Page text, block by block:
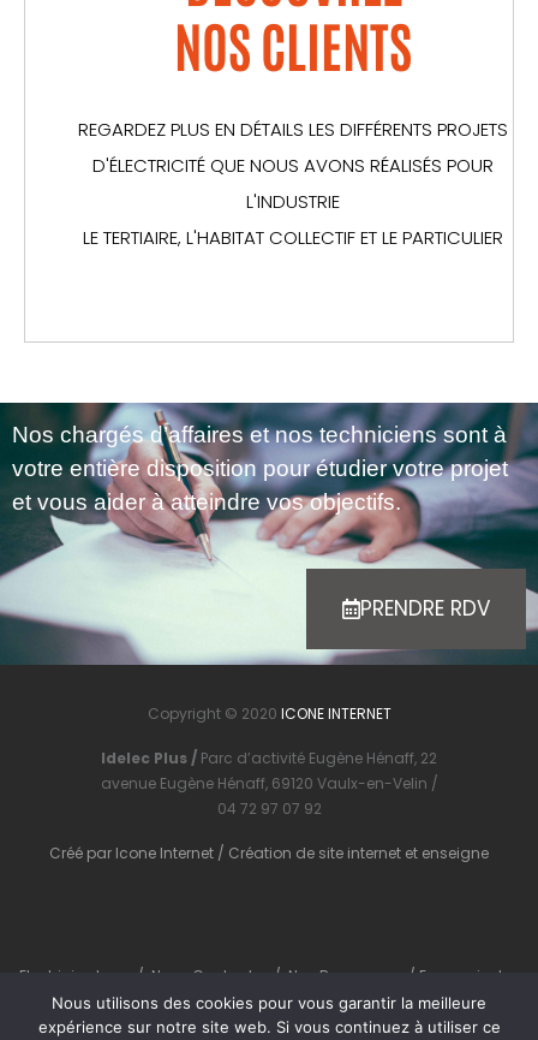
NOS CLIENTS
REGARDEZ PLUS EN DÉTAILS LES DIFFÉRENTS PROJETS
D'ÉLECTRICITÉ QUE NOUS AVONS RÉALISÉS POUR
L'INDUSTRIE
LE TERTIAIRE, L'HABITAT COLLECTIF ET LE PARTICULIER
Nos chargés d’affaires et nos techniciens sont à
votre entière disposition pour étudier votre projet
et vous aider à atteindre vos objectifs.
PRENDRE RDV
Copyright © 2020 ICONE INTERNET
Idelec Plus / Parc d’activité Eugène Hénaff, 22
avenue Eugène Hénaff, 69120 Vaulx-en-Velin /
04 72 97 07 92
Créé par Icone Internet / Création de site internet et enseigne
Electricien Lyon / Nous Contacter / Nos Ressources / En savoir plus
Nous utilisons des cookies pour vous garantir la meilleure
expérience sur notre site web. Si vous continuez à utiliser ce